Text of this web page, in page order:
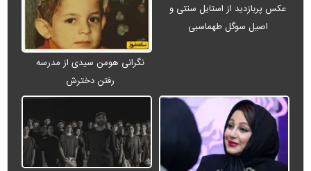
عکس پربازدید از استایل سنتی و
اصیل سوگل طهماسبی
نگرانی هومن سیدی از مدرسه
رفتن دخترش